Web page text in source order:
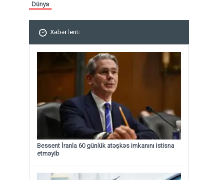
Dünya
Xəbər lenti
Bessent İranla 60 günlük atəşkəs imkanını istisna
etməyib